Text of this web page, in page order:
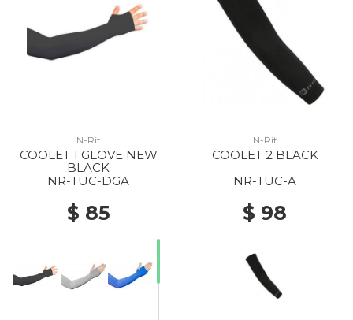
N-Rit
COOLET 1 GLOVE NEW
BLACK
NR-TUC-DGA
$ 85
N-Rit
COOLET 2 BLACK
NR-TUC-A
$ 98